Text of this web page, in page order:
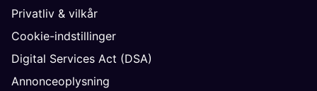
Privatliv & vilkår
Cookie-indstillinger
Digital Services Act (DSA)
Annonceoplysning